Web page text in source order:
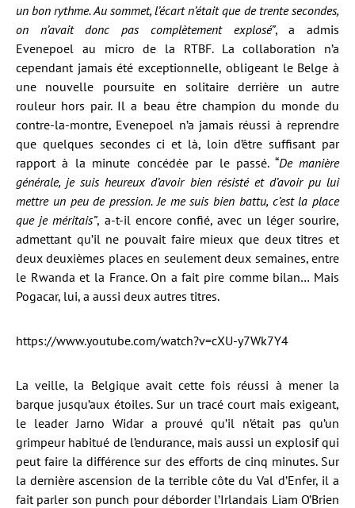
un bon rythme. Au sommet, l’écart n’était que de trente secondes,
on n’avait donc pas complètement explosé”, a admis
Evenepoel au micro de la RTBF. La collaboration n’a
cependant jamais été exceptionnelle, obligeant le Belge à
une nouvelle poursuite en solitaire derrière un autre
rouleur hors pair. Il a beau être champion du monde du
contre-la-montre, Evenepoel n’a jamais réussi à reprendre
que quelques secondes ci et là, loin d’être suffisant par
rapport à la minute concédée par le passé. “De manière
générale, je suis heureux d’avoir bien résisté et d’avoir pu lui
mettre un peu de pression. Je me suis bien battu, c’est la place
que je méritais”, a-t-il encore confié, avec un léger sourire,
admettant qu’il ne pouvait faire mieux que deux titres et
deux deuxièmes places en seulement deux semaines, entre
le Rwanda et la France. On a fait pire comme bilan… Mais
Pogacar, lui, a aussi deux autres titres.
https://www.youtube.com/watch?v=cXU-y7Wk7Y4
La veille, la Belgique avait cette fois réussi à mener la
barque jusqu’aux étoiles. Sur un tracé court mais exigeant,
le leader Jarno Widar a prouvé qu’il n’était pas qu’un
grimpeur habitué de l’endurance, mais aussi un explosif qui
peut faire la différence sur des efforts de cinq minutes. Sur
la dernière ascension de la terrible côte du Val d’Enfer, il a
fait parler son punch pour déborder l’Irlandais Liam O’Brien